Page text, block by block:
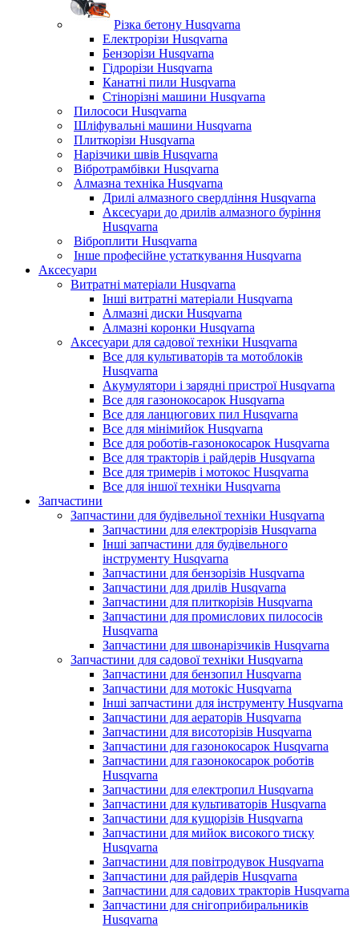
Різка бетону Husqvarna
Електрорізи Husqvarna
Бензорізи Husqvarna
Гідрорізи Husqvarna
Канатні пили Husqvarna
Стінорізні машини Husqvarna
Пилососи Husqvarna
Шліфувальні машини Husqvarna
Плиткорізи Husqvarna
Нарізчики швів Husqvarna
Вібротрамбівки Husqvarna
Алмазна техніка Husqvarna
Дрилі алмазного свердління Husqvarna
Аксесуари до дрилів алмазного буріння
Husqvarna
Віброплити Husqvarna
Інше професійне устаткування Husqvarna
Аксесуари
Витратні матеріали Husqvarna
Інші витратні матеріали Husqvarna
Алмазні диски Husqvarna
Алмазні коронки Husqvarna
Аксесуари для садової техніки Husqvarna
Все для культиваторів та мотоблоків
Husqvarna
Акумулятори і зарядні пристрої Husqvarna
Все для газонокосарок Husqvarna
Все для ланцюгових пил Husqvarna
Все для мінімийок Husqvarna
Все для роботів-газонокосарок Husqvarna
Все для тракторів і райдерів Husqvarna
Все для тримерів і мотокос Husqvarna
Все для іншої техніки Husqvarna
Запчастини
Запчастини для будівельної техніки Husqvarna
Запчастини для електрорізів Husqvarna
Інші запчастини для будівельного
інструменту Husqvarna
Запчастини для бензорізів Husqvarna
Запчастини для дрилів Husqvarna
Запчастини для плиткорізів Husqvarna
Запчастини для промислових пилососів
Husqvarna
Запчастини для швонарізчиків Husqvarna
Запчастини для садової техніки Husqvarna
Запчастини для бензопил Husqvarna
Запчастини для мотокіс Husqvarna
Інші запчастини для інструменту Husqvarna
Запчастини для аераторів Husqvarna
Запчастини для висоторізів Husqvarna
Запчастини для газонокосарок Husqvarna
Запчастини для газонокосарок роботів
Husqvarna
Запчастини для електропил Husqvarna
Запчастини для культиваторів Husqvarna
Запчастини для кущорізів Husqvarna
Запчастини для мийок високого тиску
Husqvarna
Запчастини для повітродувок Husqvarna
Запчастини для райдерів Husqvarna
Запчастини для садових тракторів Husqvarna
Запчастини для снігоприбиральників
Husqvarna